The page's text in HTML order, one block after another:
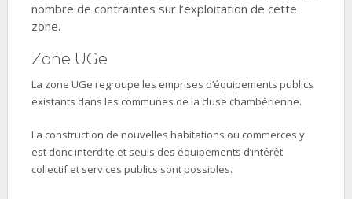
nombre de contraintes sur l’exploitation de cette
zone.
Zone UGe
La zone UGe regroupe les emprises d’équipements publics
existants dans les communes de la cluse chambérienne.
La construction de nouvelles habitations ou commerces y
est donc interdite et seuls des équipements d’intérêt
collectif et services publics sont possibles.